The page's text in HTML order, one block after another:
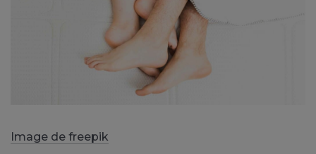
Image de freepik